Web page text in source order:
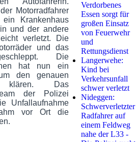
Motorradfahrer
Krankenhaus
und der andere
verletzt. Die
und das
Die
hat nun ein
den genauen
klären. Das
der Polizei
Unfallaufnahme
vor Ort die
Verdorbenes
Essen sorgt für
großen Einsatz
von Feuerwehr
und
Rettungsdienst
Langerwehe:
Kind bei
Verkehrsunfall
schwer verletzt
Nideggen:
Schwerverletzter
Radfahrer auf
einem Feldweg
nahe der L33 -